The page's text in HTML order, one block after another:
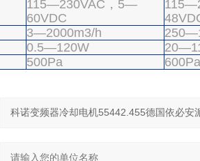
115—230VAC，5—
60VDC
3—2000m3/h
0.5—120W
500Pa 600Pa